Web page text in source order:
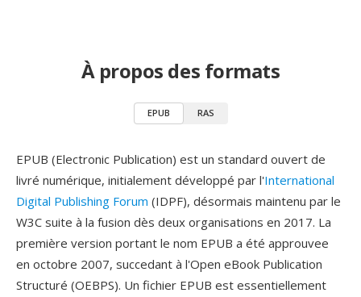
À propos des formats
EPUB RAS
EPUB (Electronic Publication) est un standard ouvert de
livré numérique, initialement développé par l'International
Digital Publishing Forum (IDPF), désormais maintenu par le
W3C suite à la fusion dès deux organisations en 2017. La
première version portant le nom EPUB a été approuvee
en octobre 2007, succedant à l'Open eBook Publication
Structuré (OEBPS). Un fichier EPUB est essentiellement